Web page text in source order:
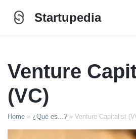
Startupedia
Venture
(VC)
Home » ¿Qué es...? » Venture Capitalist